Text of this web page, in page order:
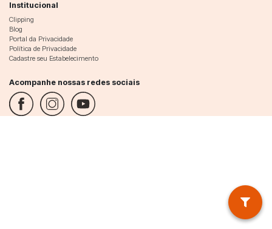
Institucional
Clipping
Blog
Portal da Privacidade
Política de Privacidade
Cadastre seu Estabelecimento
Acompanhe nossas redes sociais